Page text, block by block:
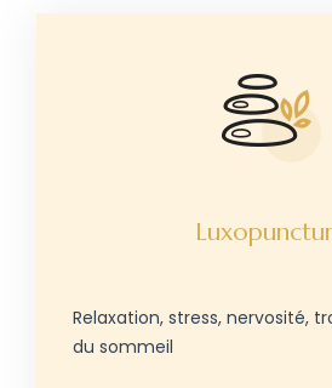
Relaxation, stress, nervosité,
du sommeil